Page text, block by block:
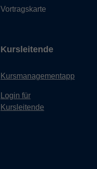
Vortragskarte
Kursleitende
Kursmanagementapp
Login für
Kursleitende